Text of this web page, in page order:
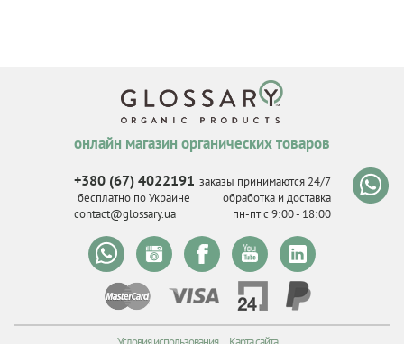
онлайн магазин органических товаров
+380 (67) 4022191
бесплатно по Украине
contact@glossary.ua
заказы принимаются 24/7
обработка и доставка
пн-пт с 9:00 - 18:00